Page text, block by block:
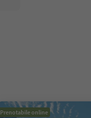
Prenotabile online